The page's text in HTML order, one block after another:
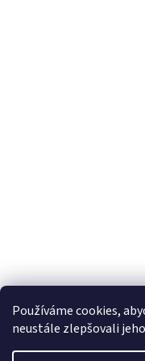
Používáme cookies,
neustále zlepšovali